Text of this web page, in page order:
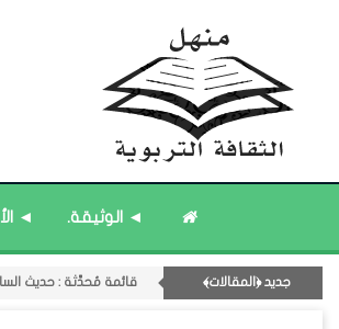
◄ الوثيقة. ◄
جديد ﴿المقالات﴾
قائمة مُثبتة : مشرف منهل
11- القسم الحادي عشر : ﴿اللقاءات الشخصية - الثقافة المتسلسلة﴾.
قائمة مُثبتة : إدارة منهل
قائمة مُحدَّثة : حديث